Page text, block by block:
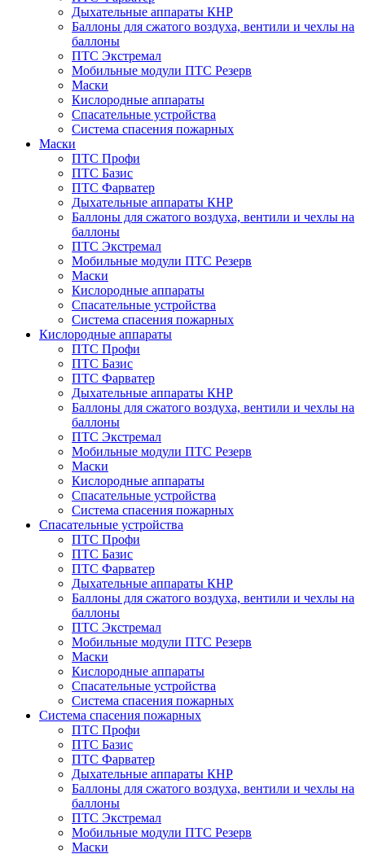
Дыхательные аппараты КНР
Баллоны для сжатого воздуха, вентили и чехлы на
баллоны
ПТС Экстремал
Мобильные модули ПТС Резерв
Маски
Кислородные аппараты
Спасательные устройства
Система спасения пожарных
Маски
ПТС Профи
ПТС Базис
ПТС Фарватер
Дыхательные аппараты КНР
Баллоны для сжатого воздуха, вентили и чехлы на
баллоны
ПТС Экстремал
Мобильные модули ПТС Резерв
Маски
Кислородные аппараты
Спасательные устройства
Система спасения пожарных
Кислородные аппараты
ПТС Профи
ПТС Базис
ПТС Фарватер
Дыхательные аппараты КНР
Баллоны для сжатого воздуха, вентили и чехлы на
баллоны
ПТС Экстремал
Мобильные модули ПТС Резерв
Маски
Кислородные аппараты
Спасательные устройства
Система спасения пожарных
Спасательные устройства
ПТС Профи
ПТС Базис
ПТС Фарватер
Дыхательные аппараты КНР
Баллоны для сжатого воздуха, вентили и чехлы на
баллоны
ПТС Экстремал
Мобильные модули ПТС Резерв
Маски
Кислородные аппараты
Спасательные устройства
Система спасения пожарных
Система спасения пожарных
ПТС Профи
ПТС Базис
ПТС Фарватер
Дыхательные аппараты КНР
Баллоны для сжатого воздуха, вентили и чехлы на
баллоны
ПТС Экстремал
Мобильные модули ПТС Резерв
Маски